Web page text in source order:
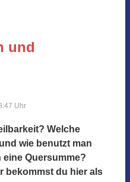
und
Uhr
Welche
wie benutzt man
Quersumme?
bekommst du hier als